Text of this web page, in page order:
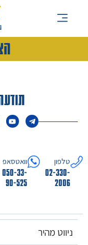
קמפיין
טלפון
02-330-
2006
וואטסאפ
050-33-
90-525
ניווט מהיר